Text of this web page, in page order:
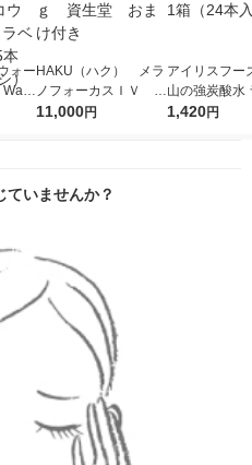
ォー
Wate
HAKU（ハク） メラ
ノフォーカスＩＶ 4
5ｇ 資生堂 おまけ
11,000円
アイリスフー
山の強炭酸水
レス 500ml 1
1,420円
ていませんか？